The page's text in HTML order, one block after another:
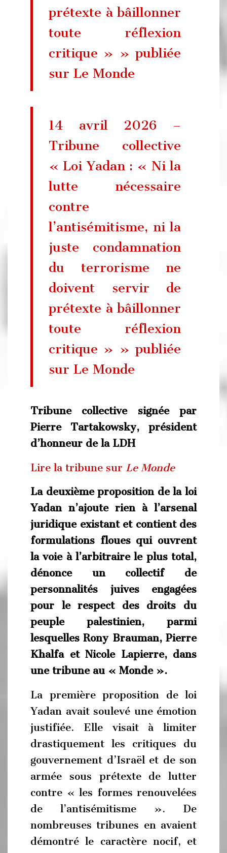
prétexte à bâillonner
toute réflexion
critique » » publiée
sur Le Monde
14 avril 2026 –
Tribune collective
« Loi Yadan : « Ni la
lutte nécessaire
contre
l’antisémitisme, ni la
juste condamnation
du terrorisme ne
doivent servir de
prétexte à bâillonner
toute réflexion
critique » » publiée
sur Le Monde
Tribune collective signée par
Pierre Tartakowsky, président
d’honneur de la LDH
Lire la tribune sur Le Monde
La deuxième proposition de la loi
Yadan n’ajoute rien à l’arsenal
juridique existant et contient des
formulations floues qui ouvrent
la voie à l’arbitraire le plus total,
dénonce un collectif de
personnalités juives engagées
pour le respect des droits du
peuple palestinien, parmi
lesquelles Rony Brauman, Pierre
Khalfa et Nicole Lapierre, dans
une tribune au « Monde ».
La première proposition de loi
Yadan avait soulevé une émotion
justifiée. Elle visait à limiter
drastiquement les critiques du
gouvernement d’Israël et de son
armée sous prétexte de lutter
contre « les formes renouvelées
de l’antisémitisme ». De
nombreuses tribunes en avaient
démontré le caractère nocif, et